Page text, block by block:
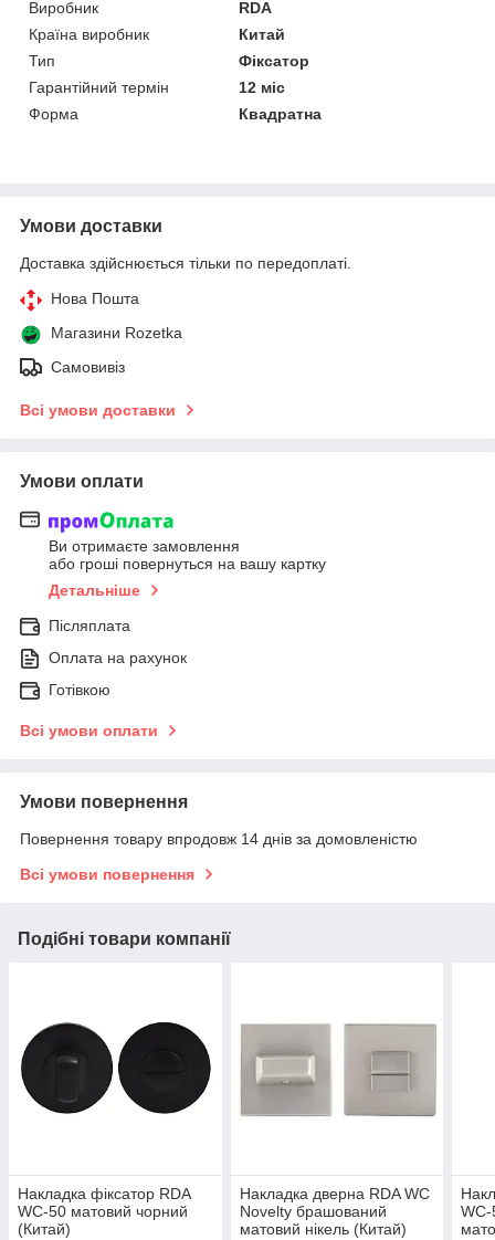
Виробник
RDA
Країна виробник
Китай
Тип
Фіксатор
Гарантійний термін
12 міс
Форма
Квадратна
Умови доставки
Доставка здійснюється тільки по передоплаті.
Нова Пошта
Магазини Rozetka
Самовивіз
Всі умови доставки
Умови оплати
Ви отримаєте замовлення
або гроші повернуться на вашу картку
Детальніше
Післяплата
Оплата на рахунок
Готівкою
Всі умови оплати
Умови повернення
Повернення товару впродовж 14 днів за домовленістю
Всі умови повернення
Подібні товари компанії
Накладка фіксатор RDA
WC-50 матовий чорний
(Китай)
Накладка дверна RDA WC
Novelty брашований
матовий нікель (Китай)